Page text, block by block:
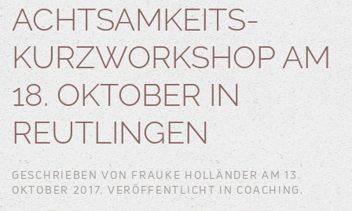
ACHTSAMKEITS-
KURZWORKSHOP AM
18. OKTOBER IN
REUTLINGEN
GESCHRIEBEN VON FRAUKE HOLLÄNDER AM13.
OKTOBER 2017. VERÖFFENTLICHT IN COACHING .